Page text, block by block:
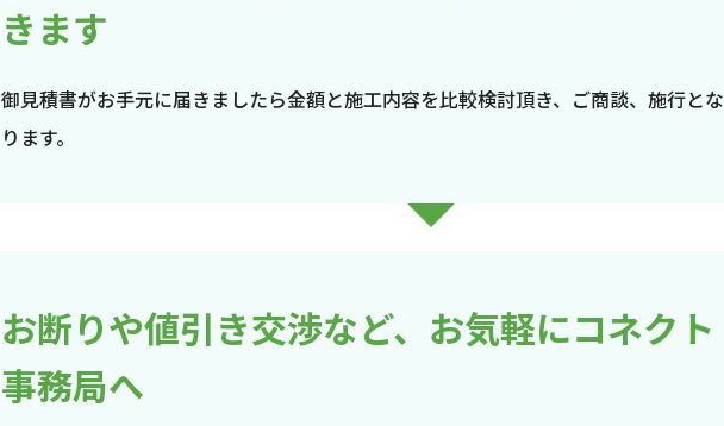
きます
御見積書がお手元に届きましたら金額と施工内容を比較検討頂き、ご商談、施行とな
ります。
お断りや値引き交渉など、お気軽にコネクト
事務局へ